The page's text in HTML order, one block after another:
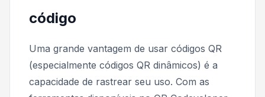
código
Uma grande vantagem de usar códigos QR
(especialmente códigos QR dinâmicos) é a
capacidade de rastrear seu uso. Com as